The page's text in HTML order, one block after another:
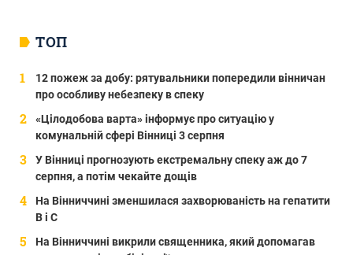
ТОП
12 пожеж за добу: рятувальники попередили вінничан
про особливу небезпеку в спеку
«Цілодобова варта» інформує про ситуацію у
комунальній сфері Вінниці 3 серпня
У Вінниці прогнозують екстремальну спеку аж до 7
серпня, а потім чекайте дощів
На Вінниччині зменшилася захворюваність на гепатити
В і С
На Вінниччині викрили священника, який допомагав